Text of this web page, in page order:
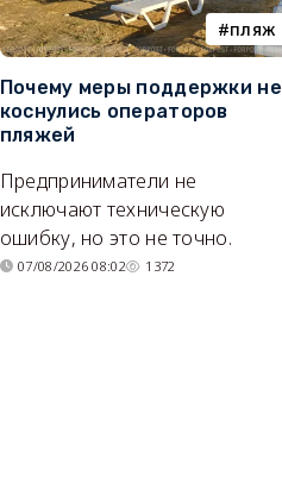
пляж
Почему меры поддержки не
коснулись операторов
пляжей
Предприниматели не
исключают техническую
ошибку, но это не точно.
07/08/2026 08:02 1372